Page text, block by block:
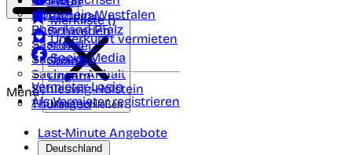
Nordrhein-Westfalen
Rheinland Pfalz
Saarland
Sachsen
Sachsen-Anhalt
Schleswig-Holstein
Thüringen
Portugal
Schweden
Schweiz
Spanien
Ungarn
Merkliste ()
Unterkunft vermieten
Social Media
Vermieter-Login
Als Vermieter registrieren
Menü
Menü schließen
Last-Minute Angebote
Deutschland